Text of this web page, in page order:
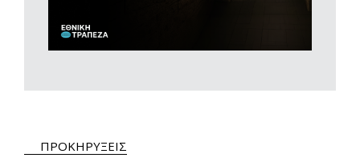
ΠΡΟΚΗΡΥΞΕΙΣ